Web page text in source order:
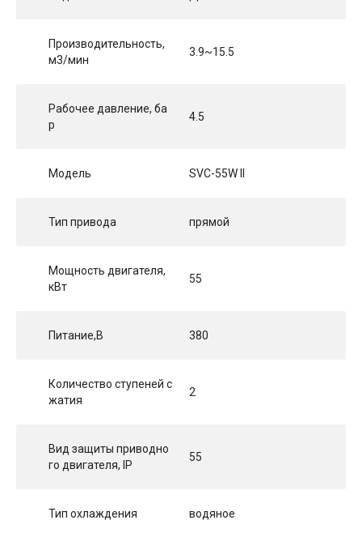
Производительность,
м3/мин
3.9~15.5
Рабочее давление, ба
р
4.5
Модель SVC-55W II
Тип привода прямой
Мощность двигателя,
кВт
55
Питание,В 380
Количество ступеней с
жатия
2
Вид защиты приводно
го двигателя, IP
55
Тип охлаждения водяное